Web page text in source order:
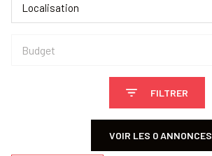
Localisation
Budget
FILTRER
VOIR LES 0ANNONCES